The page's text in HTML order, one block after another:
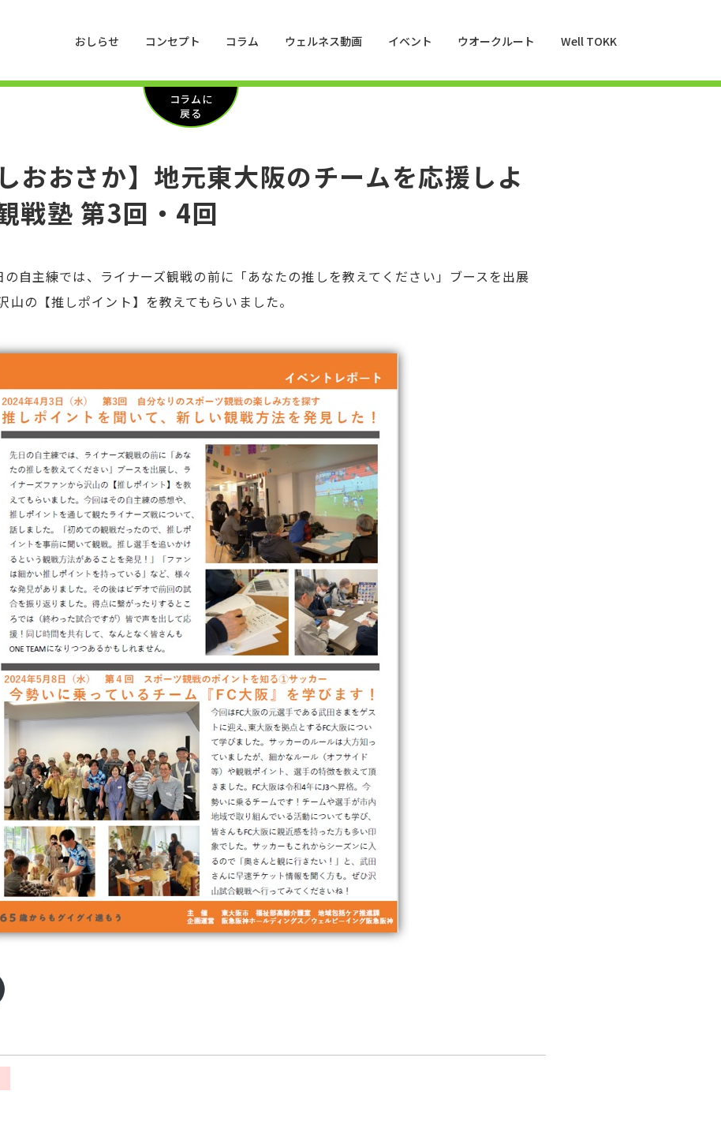
おしらせ コンセプト コラム ウェルネス動画 イベント ウオークルート Well TOKK
コラムに
戻る
おおさか】地元東大阪のチームを応援しよ
戦塾 第3回・4回
自主練では、ライナーズ観戦の前に「あなたの推しを教えてください」ブースを出展
山の【推しポイント】を教えてもらいました。